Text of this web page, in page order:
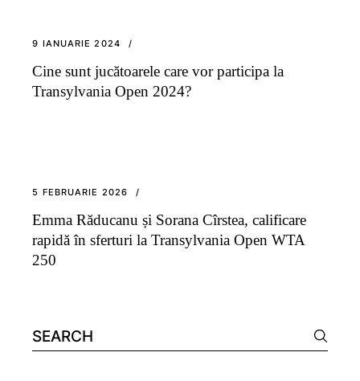
9 IANUARIE 2024
Cine sunt jucătoarele care vor participa la
Transylvania Open 2024?
5 FEBRUARIE 2026
Emma Răducanu și Sorana Cîrstea, calificare
rapidă în sferturi la Transylvania Open WTA
250
Search
for: